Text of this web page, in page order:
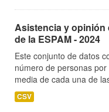
Asistencia y opinión
de la ESPAM - 2024
Este conjunto de datos
número de personas
media de cada una de
CSV